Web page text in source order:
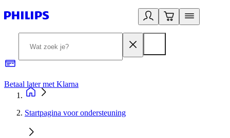
Betaal later met Klarna
Startpagina voor ondersteuning